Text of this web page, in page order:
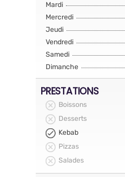
Mardi
Mercredi
Jeudi
Vendredi
Samedi
Dimanche
PRESTATIONS
Boissons
Desserts
Kebab
Pizzas
Salades